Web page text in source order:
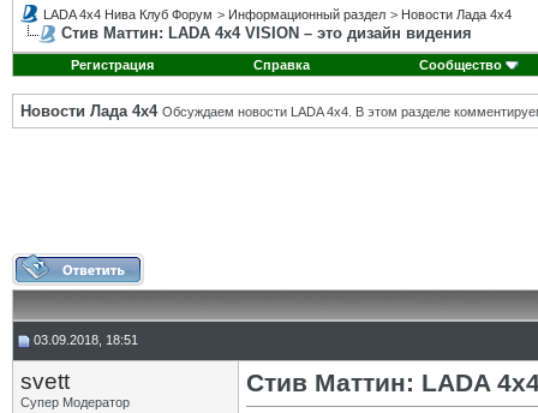
LADA 4x4 Нива Клуб Форум > Информационный раздел > Новости Лада 4х4
Стив Маттин: LADA 4x4 VISION – это дизайн видения
Регистрация Справка Сообщество
Новости Лада 4х4 Обсуждаем новости LADA 4x4. В этом разделе
03.09.2018, 18:51
svett
Супер Модератор
Стив Маттин: LADA